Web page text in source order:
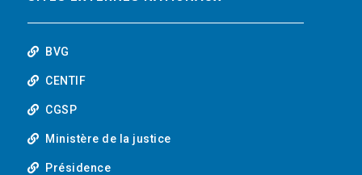
t
u
b
e
BVG
CENTIF
CGSP
Ministère de la justice
Présidence